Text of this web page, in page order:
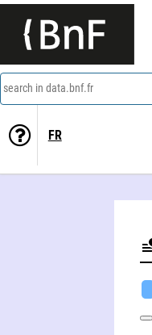
search in data.bnf.fr
FR